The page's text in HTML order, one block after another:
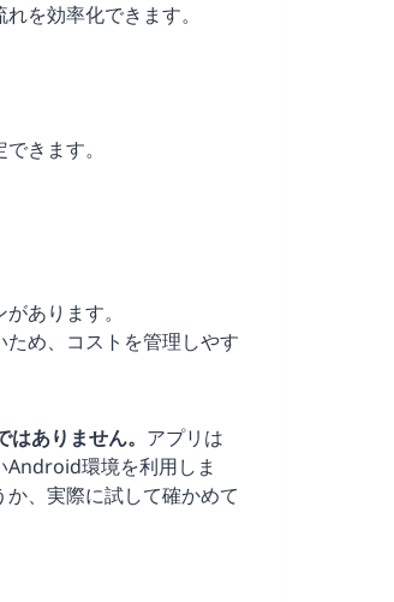
を効率化できます。
きます。
あります。
め、コストを管理しやす
ありません。 アプリは
Android環境を利用しま
、実際に試して確かめて